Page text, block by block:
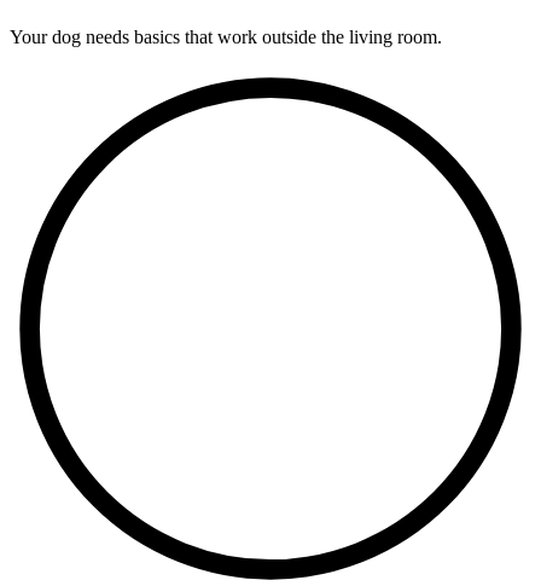
Your dog needs basics that work outside the living room.